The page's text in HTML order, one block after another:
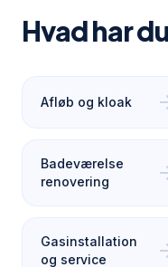
Hvad har
Afløb og kloak
Badeværelse
renovering
Gasinstallation
og service